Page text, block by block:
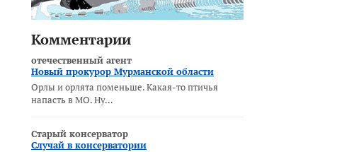
Комментарии
отечественный агент
Новый прокурор Мурманской области
Орлы и орлята поменьше. Какая-то птичья
напасть в МО. Ну…
Старый консерватор
Случай в консерватории